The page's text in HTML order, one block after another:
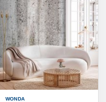
WONDA